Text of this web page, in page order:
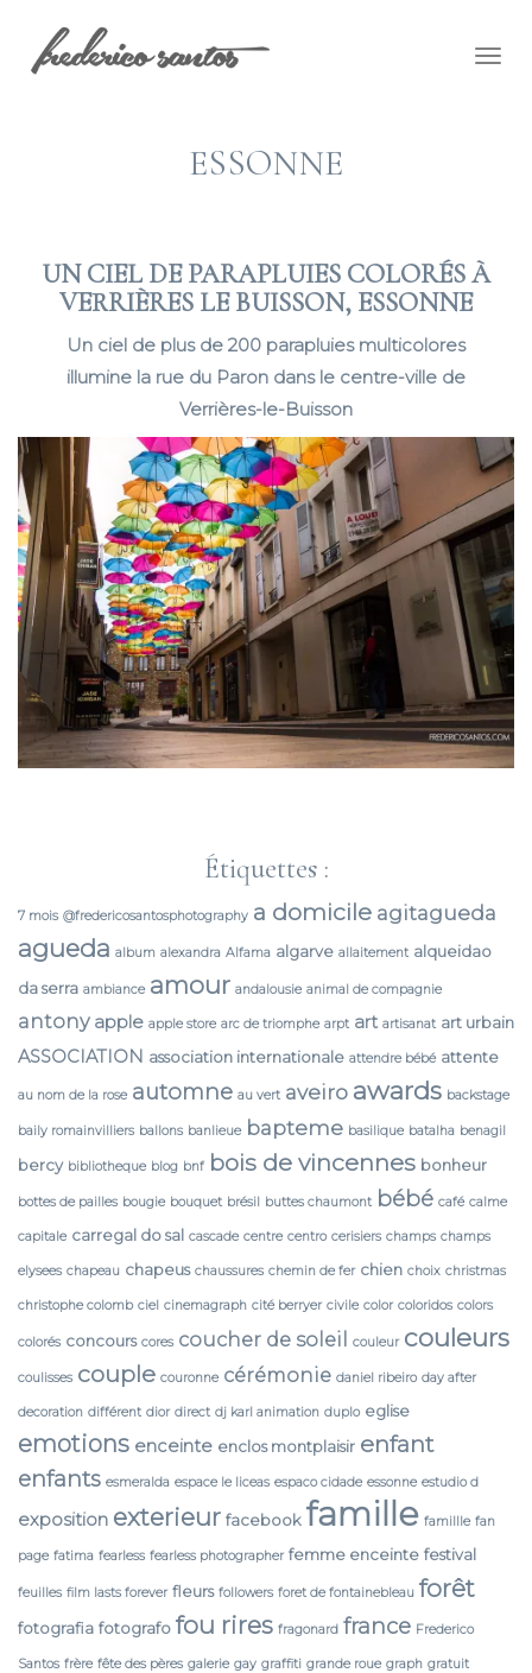
ESSONNE
UN CIEL DE PARAPLUIES COLORÉS À
VERRIÈRES LE BUISSON, ESSONNE
Un ciel de plus de 200 parapluies multicolores
illumine la rue du Paron dans le centre-ville de
Verrières-le-Buisson
Étiquettes :
7 mois @fredericosantosphotography a domicile agitagueda
agueda album alexandra Alfama algarve allaitement alqueidao
da serra ambiance amour andalousie animal de compagnie
antony apple apple store arc de triomphe arpt art artisanat art urbain
ASSOCIATION association internationale attendre bébé attente
au nom de la rose automne au vert aveiro awards backstage
baily romainvilliers ballons banlieue bapteme basilique batalha benagil
bercy bibliotheque blog bnf bois de vincennes bonheur
bottes de pailles bougie bouquet brésil buttes chaumont bébé café calme
capitale carregal do sal cascade centre centro cerisiers champs champs
elysees chapeau chapeus chaussures chemin de fer chien choix christmas
christophe colomb ciel cinemagraph cité berryer civile color coloridos colors
colorés concours cores coucher de soleil couleur couleurs
coulisses couple couronne cérémonie daniel ribeiro day after
decoration différent dior direct dj karl animation duplo eglise
emotions enceinte enclos montplaisir enfant
enfants esmeralda espace le liceas espaco cidade essonne estudio d
exposition exterieur facebook famille famillle fan
page fatima fearless fearless photographer femme enceinte festival
feuilles film lasts forever fleurs followers foret de fontainebleau forêt
fotografia fotografo fou rires fragonard france Frederico
Santos frère fête des pères galerie gay graffiti grande roue graph gratuit